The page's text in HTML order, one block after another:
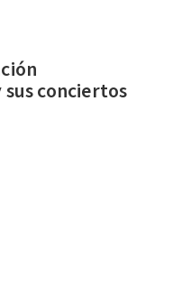
conciertos